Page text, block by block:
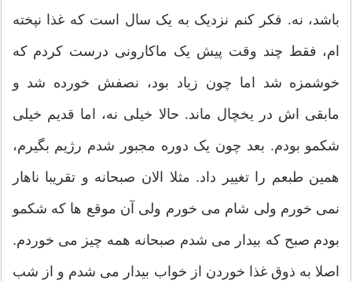
باشد، نه. فکر کنم نزدیک به یک سال است که غذا نپخته
ام، فقط چند وقت پیش یک ماکارونی درست کردم که
خوشمزه شد اما چون زیاد بود، نصفش خورده شد و
مابقی اش در یخچال ماند. حالا خیلی نه، اما قدیم خیلی
شکمو بودم. بعد چون یک دوره مجبور شدم رژیم بگیرم،
همین طبعم را تغییر داد. مثلا الان صبحانه و تقریبا ناهار
نمی خورم ولی شام می خورم ولی آن موقع ها که شکمو
بودم صبح که بیدار می شدم صبحانه همه چیز می خوردم.
اصلا به ذوق غذا خوردن از خواب بیدار می شدم و از شب